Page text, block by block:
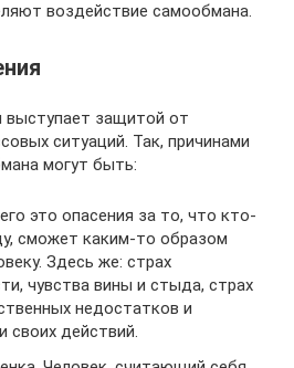
воздействие самообмана.
защитой от
ситуаций. Так, причинами
могут быть:
это опасения за то, что кто-
сможет каким-то образом
Здесь же: страх
чувства вины и стыда, страх
недостатков и
своих действий.